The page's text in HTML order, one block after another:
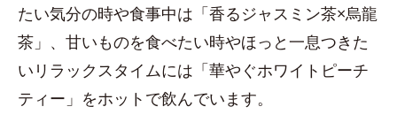
たい気分の時や食事中は「香るジャスミン茶×烏龍
茶」、甘いものを食べたい時やほっと一息つきた
いリラックスタイムには「華やぐホワイトピーチ
ティー」をホットで飲んでいます。